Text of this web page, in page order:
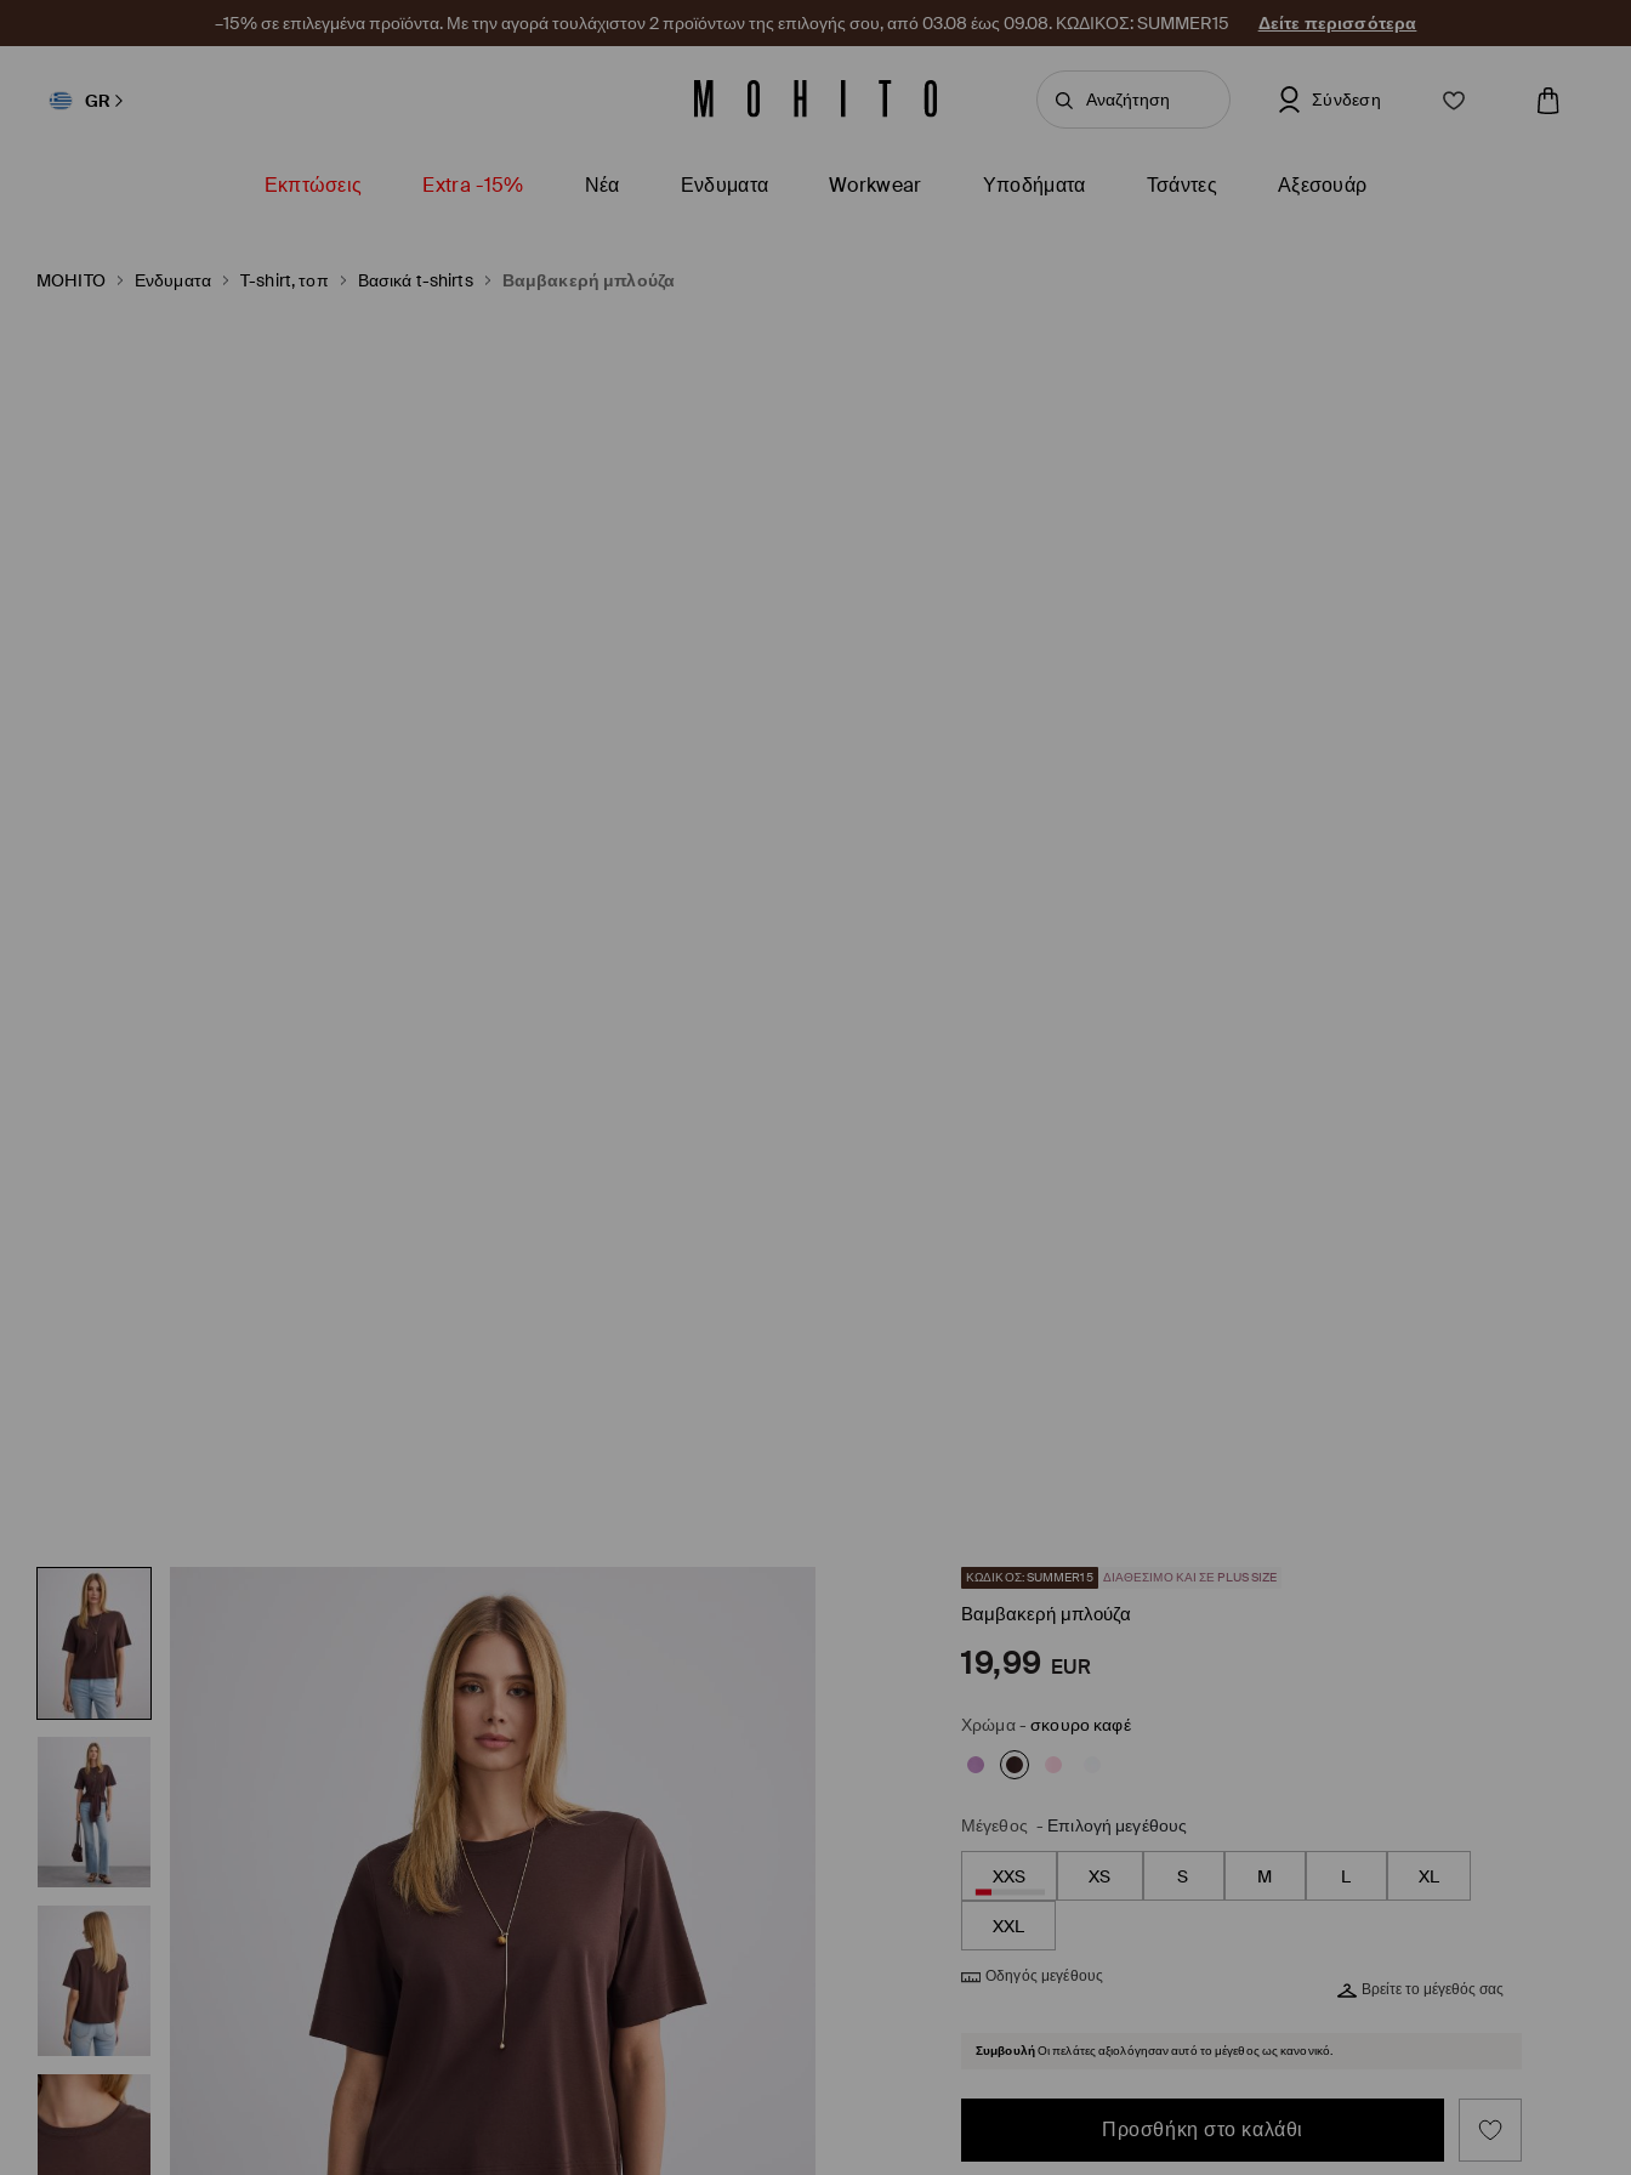
–15% σε επιλεγμένα προϊόντα. Με την αγορά τουλάχιστον 2 προϊόντων της επιλογής σου, από 03.08 έως 09.08. ΚΩΔΙΚΟΣ: SUMMER15 Δείτε περισσότερα
GR Σύνδεση
Εκπτώσεις Extra -15% Νέα Ενδυματα Workwear Υποδήματα Τσάντες Αξεσουάρ
MOHITO Ενδυματα T-shirt, τοπ Βασικά t-shirts Βαμβακερή μπλούζα
ΚΩΔΙΚΟΣ: SUMMER15 ΔΙΑΘΈΣΙΜΟ ΚΑΙ ΣΕ PLUS SIZE
Βαμβακερή μπλούζα
19,99 EUR
Χρώμα-σκουρο καφέ
Μέγεθος - Επιλογή μεγέθους
XXS XS S M L XL
XXL
Οδηγός μεγέθους
Βρείτε το μέγεθός σας
ΣυμβουλήΟι πελάτες αξιολόγησαν αυτό το μέγεθος ως κανονικό.
Προσθήκη στο καλάθι